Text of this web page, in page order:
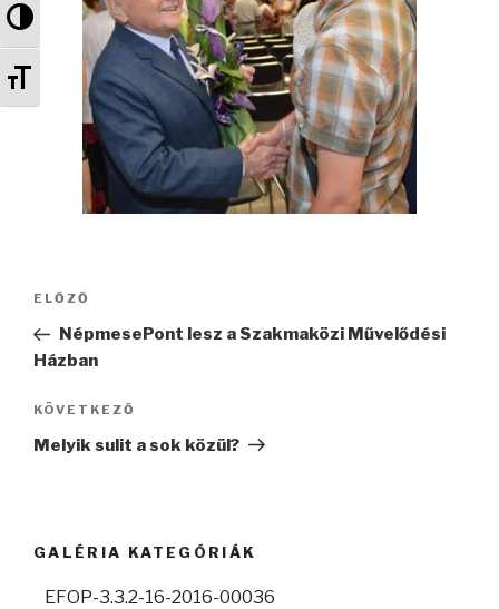
Nagy kontraszt váltása
Betűméret váltása
Bejegyzés
Korábbi
bejegyzés
ELŐZŐ
NépmesePont lesz a Szakmaközi Művelődési
Házban
Következő
bejegyzés
KÖVETKEZŐ
Melyik sulit a sok közül?
GALÉRIA KATEGÓRIÁK
EFOP-3.3.2-16-2016-00036